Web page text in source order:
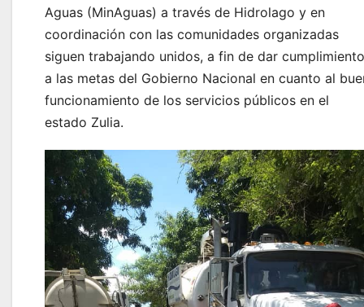
Aguas (MinAguas) a través de Hidrolago y en
coordinación con las comunidades organizadas
siguen trabajando unidos, a fin de dar cumplimiento
a las metas del Gobierno Nacional en cuanto al
funcionamiento de los servicios públicos en el
estado Zulia.